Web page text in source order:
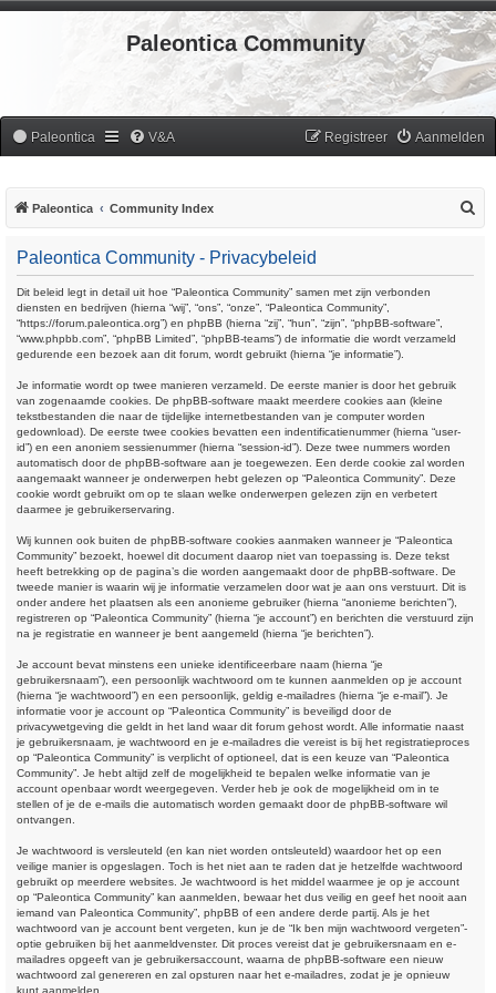
Paleontica Community
Paleontica V&A Aanmelden
Registreer
Paleontica Community Index
Paleontica Community - Privacybeleid
Dit beleid legt in detail uit hoe “Paleontica Community” samen met zijn verbonden
diensten en bedrijven (hierna “wij”, “ons”, “onze”, “Paleontica Community”,
“https://forum.paleontica.org”) en phpBB (hierna “zij”, “hun”, “zijn”, “phpBB-software”,
“www.phpbb.com”, “phpBB Limited”, “phpBB-teams”) de informatie die wordt verzameld
gedurende een bezoek aan dit forum, wordt gebruikt (hierna “je informatie”).
Je informatie wordt op twee manieren verzameld. De eerste manier is door het gebruik
van zogenaamde cookies. De phpBB-software maakt meerdere cookies aan (kleine
tekstbestanden die naar de tijdelijke internetbestanden van je computer worden
gedownload). De eerste twee cookies bevatten een indentificatienummer (hierna “user-
id”) en een anoniem sessienummer (hierna “session-id”). Deze twee nummers worden
automatisch door de phpBB-software aan je toegewezen. Een derde cookie zal worden
aangemaakt wanneer je onderwerpen hebt gelezen op “Paleontica Community”. Deze
cookie wordt gebruikt om op te slaan welke onderwerpen gelezen zijn en verbetert
daarmee je gebruikerservaring.
Wij kunnen ook buiten de phpBB-software cookies aanmaken wanneer je “Paleontica
Community” bezoekt, hoewel dit document daarop niet van toepassing is. Deze tekst
heeft betrekking op de pagina’s die worden aangemaakt door de phpBB-software. De
tweede manier is waarin wij je informatie verzamelen door wat je aan ons verstuurt. Dit is
onder andere het plaatsen als een anonieme gebruiker (hierna “anonieme berichten”),
registreren op “Paleontica Community” (hierna “je account”) en berichten die verstuurd zijn
na je registratie en wanneer je bent aangemeld (hierna “je berichten”).
Je account bevat minstens een unieke identificeerbare naam (hierna “je
gebruikersnaam”), een persoonlijk wachtwoord om te kunnen aanmelden op je account
(hierna “je wachtwoord”) en een persoonlijk, geldig e-mailadres (hierna “je e-mail”). Je
informatie voor je account op “Paleontica Community” is beveiligd door de
privacywetgeving die geldt in het land waar dit forum gehost wordt. Alle informatie naast
je gebruikersnaam, je wachtwoord en je e-mailadres die vereist is bij het registratieproces
op “Paleontica Community” is verplicht of optioneel, dat is een keuze van “Paleontica
Community”. Je hebt altijd zelf de mogelijkheid te bepalen welke informatie van je
account openbaar wordt weergegeven. Verder heb je ook de mogelijkheid om in te
stellen of je de e-mails die automatisch worden gemaakt door de phpBB-software wil
ontvangen.
Je wachtwoord is versleuteld (en kan niet worden ontsleuteld) waardoor het op een
veilige manier is opgeslagen. Toch is het niet aan te raden dat je hetzelfde wachtwoord
gebruikt op meerdere websites. Je wachtwoord is het middel waarmee je op je account
op “Paleontica Community” kan aanmelden, bewaar het dus veilig en geef het nooit aan
iemand van Paleontica Community”, phpBB of een andere derde partij. Als je het
wachtwoord van je account bent vergeten, kun je de “Ik ben mijn wachtwoord vergeten”-
optie gebruiken bij het aanmeldvenster. Dit proces vereist dat je gebruikersnaam en e-
mailadres opgeeft van je gebruikersaccount, waarna de phpBB-software een nieuw
wachtwoord zal genereren en zal opsturen naar het e-mailadres, zodat je je opnieuw
kunt aanmelden.